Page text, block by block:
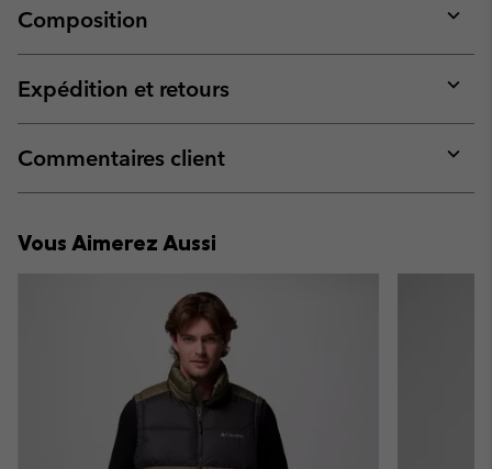
Composition
or
Expédition et retours
or
Commentaires client
or
Vous Aimerez Aussi